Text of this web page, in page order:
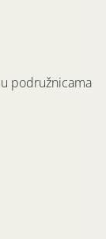
podružnicama